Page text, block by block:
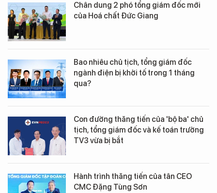
Chân dung 2 phó tổng giám đốc mới
của Hoá chất Đức Giang
Bao nhiêu chủ tịch, tổng giám đốc
ngành điện bị khởi tố trong 1 tháng
qua?
Con đường thăng tiến của 'bộ ba' chủ
tịch, tổng giám đốc và kế toán trưởng
TV3 vừa bị bắt
Hành trình thăng tiến của tân CEO
CMC Đặng Tùng Sơn